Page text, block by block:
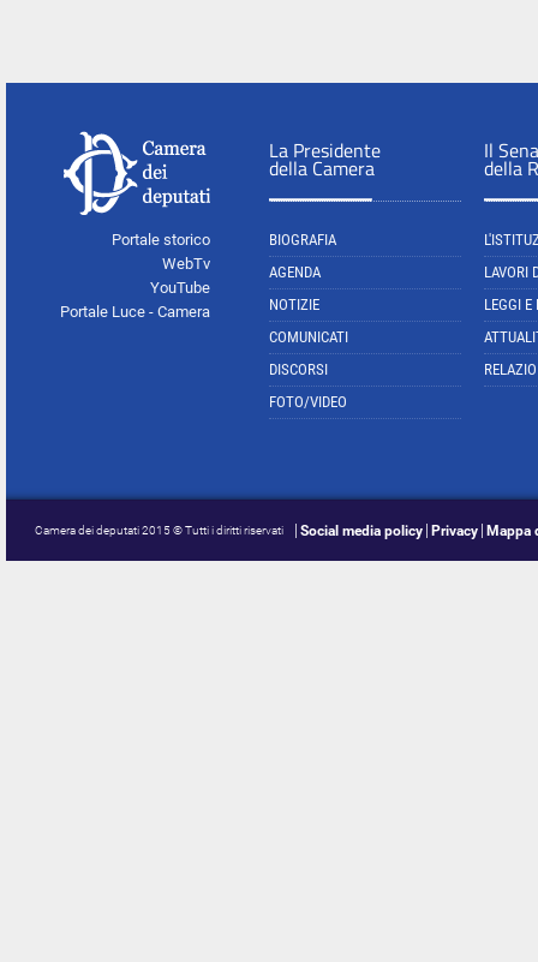
Portale storico
WebTv
YouTube
Portale Luce - Camera
La Presidente
della Camera
BIOGRAFIA
AGENDA
NOTIZIE
COMUNICATI
DISCORSI
FOTO/VIDEO
Il
della
LAVORI
LEGGI E
Camera dei deputati 2015 © Tutti i diritti riservati Social media policy Privacy Mappa